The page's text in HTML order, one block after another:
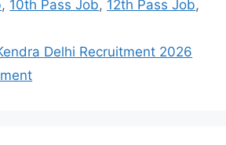
, 10th Pass Job, 12th Pass Job,
Delhi Recruitment 2026